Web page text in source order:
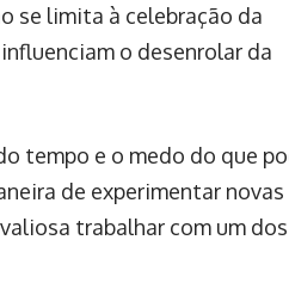
se limita à celebração da
o desenrolar da
tempo e o medo do que
de experimentar novas
trabalhar com um dos